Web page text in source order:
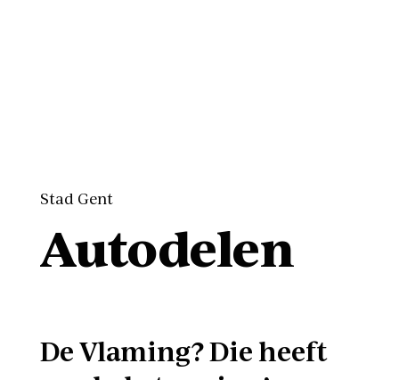
Stad Gent
Autodelen
De Vlaming? Die heeft